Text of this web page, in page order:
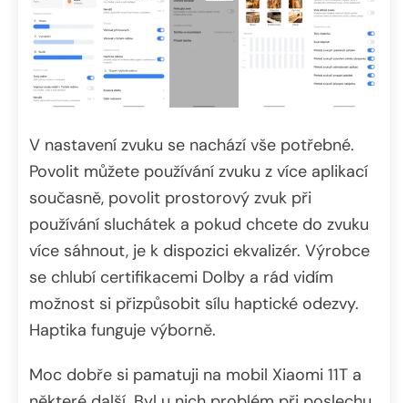
V nastavení zvuku se nachází vše potřebné.
Povolit můžete používání zvuku z více aplikací
současně, povolit prostorový zvuk při
používání sluchátek a pokud chcete do zvuku
více sáhnout, je k dispozici ekvalizér. Výrobce
se chlubí certifikacemi Dolby a rád vidím
možnost si přizpůsobit sílu haptické odezvy.
Haptika funguje výborně.
Moc dobře si pamatuji na mobil Xiaomi 11T a